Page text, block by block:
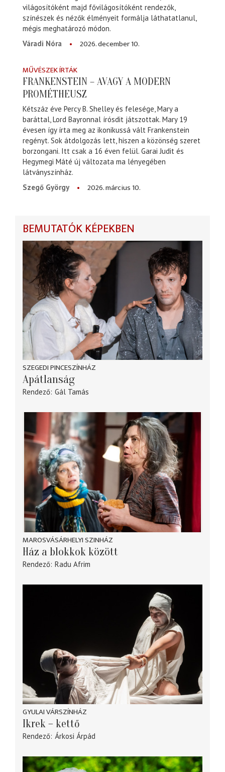
világosítóként majd fővilágosítóként rendezők,
színészek és nézők élményeit formálja láthatatlanul,
mégis meghatározó módon.
Váradi Nóra
2026. december 10.
MŰVÉSZEK ÍRTÁK
FRANKENSTEIN – AVAGY A MODERN
PROMÉTHEUSZ
Kétszáz éve Percy B. Shelley és felesége, Mary a
baráttal, Lord Bayronnal írósdit játszottak. Mary 19
évesen így írta meg az ikonikussá vált Frankenstein
regényt. Sok átdolgozás lett, hiszen a közönség szeret
borzongani. Itt csak a 16 éven felül. Garai Judit és
Hegymegi Máté új változata ma lényegében
látványszínház.
Szegő György
2026. március 10.
BEMUTATÓK KÉPEKBEN
SZEGEDI PINCESZÍNHÁZ
Apátlanság
Rendező Gál Tamás
MAROSVÁSÁRHELYI SZINHÁZ
Ház a blokkok között
Rendező Radu Afrim
GYULAI VÁRSZÍNHÁZ
Ikrek – kettő
Rendező Árkosi Árpád